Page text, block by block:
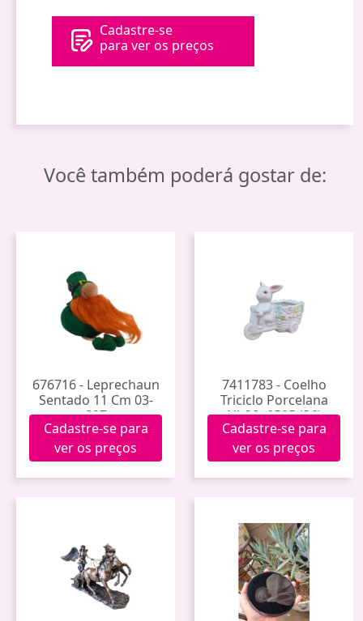
Cadastre-se
para ver os preços
Você também poderá gostar de:
676716 - Leprechaun
Sentado 11 Cm 03-
227
Cadastre-se para
ver os preços
7411783 - Coelho
Triciclo Porcelana
Nh22a0505 (36)
Cadastre-se para
ver os preços